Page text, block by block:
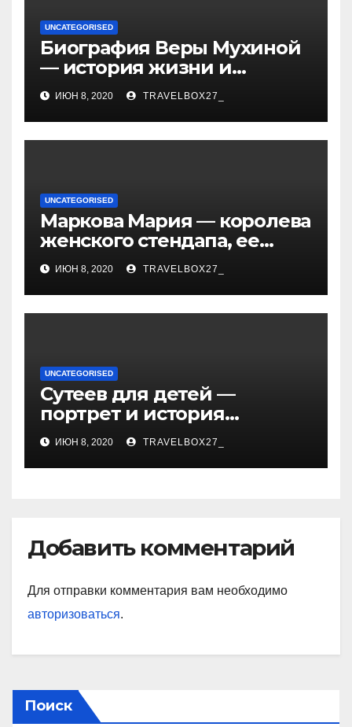
UNCATEGORISED
Биография Веры Мухиной
— история жизни и
карьеры успешной
художницы, ее
достижения и творчество
ИЮН 8, 2020 TRAVELBOX27_
UNCATEGORISED
Маркова Мария — королева
женского стендапа, ее
биография, самые
смешные выступления,
ураган смеха и
непревзойденный талант!
ИЮН 8, 2020 TRAVELBOX27_
UNCATEGORISED
Сутеев для детей —
портрет и история
творчества известного и
любимого художника
ИЮН 8, 2020 TRAVELBOX27_
Добавить комментарий
Для отправки комментария вам необходимо
авторизоваться.
Поиск